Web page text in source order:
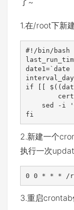
了~
1.在/root下新
#!/bin/bash
date1=`date
if [[
sed -i
fi
2.新建一个
执行一次
0 0 * * * /
3.重启crontab